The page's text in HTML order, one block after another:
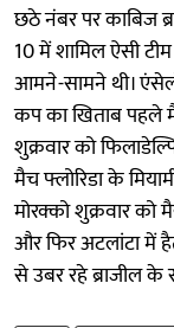
छठे नंबर पर काबिज
10 में शामिल ऐसी
आमने-सामने थी।
कप का खिताब पहले
शुक्रवार को
मैच फ्लोरिडा के
मोरक्को शुक्रवार
और फिर अटलांटा में
से उबर रहे ब्राजील